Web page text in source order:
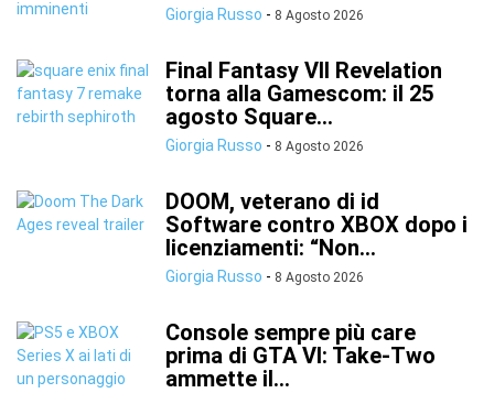
Giorgia Russo - 8 Agosto 2026
Final Fantasy VII Revelation
torna alla Gamescom: il 25
agosto Square...
Giorgia Russo - 8 Agosto 2026
DOOM, veterano di id
Software contro XBOX dopo i
licenziamenti: “Non...
Giorgia Russo - 8 Agosto 2026
Console sempre più care
prima di GTA VI: Take-Two
ammette il...